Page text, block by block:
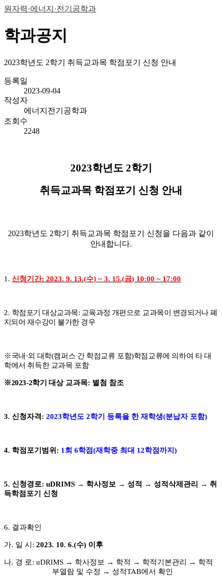
원자력·에너지·전기공학과
학과공지
2023학년도 2학기 취득교과목 학점포기 신청 안내
등록일
2023-09-04
작성자
에너지전기공학과
조회수
2248
2023학년도 2학기
취득교과목 학점포기 신청 안내
2023학년도 2학기 취득교과목 학점포기 신청을 다음과 같이
안내합니다.
1. 신청기간: 2023. 9. 13.(수) ~ 3. 15.(금) 10:00 ~ 17:00
2. 학점포기 대상교과목: 교육과정 개편으로 교과목이 변경되거나 폐
지되어 재수강이 불가한 경우
※국내 ·외 대학(캠퍼스 간 학점교류 포함)학점교류에 의하여 타 대
학에서 취득한 교과목 포함
※2023-2학기대상 교과목: 별첨 참조
3. 신청자격: 2023학년도 2학기 등록을 한 재학생(분납자 포함)
4. 학점포기범위 : 1 회 6학점(재학중 최대 12학점까지 )
5. 신청경로: uDRIMS → 학사정보 → 성적 → 성적삭제관리 → 취
득학점포기 신청
6. 결과확인
가. 일 시 : 2023. 10. 6.(수) 이후
나. 경 로: uDRIMS → 학사정보 → 학적 → 학적기본관리 → 학적
부열람 및 수정 → 성적TAB에서 확인